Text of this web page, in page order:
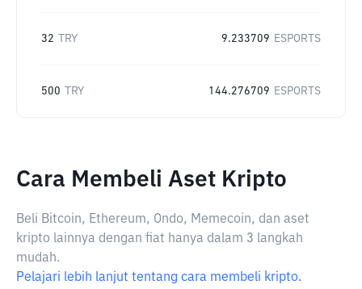
32 TRY 9.233709 ESPORTS
500 TRY 144.276709 ESPORTS
Cara Membeli Aset Kripto
Beli Bitcoin, Ethereum, Ondo, Memecoin, dan aset
kripto lainnya dengan fiat hanya dalam 3 langkah
mudah.
Pelajari lebih lanjut tentang cara membeli kripto.